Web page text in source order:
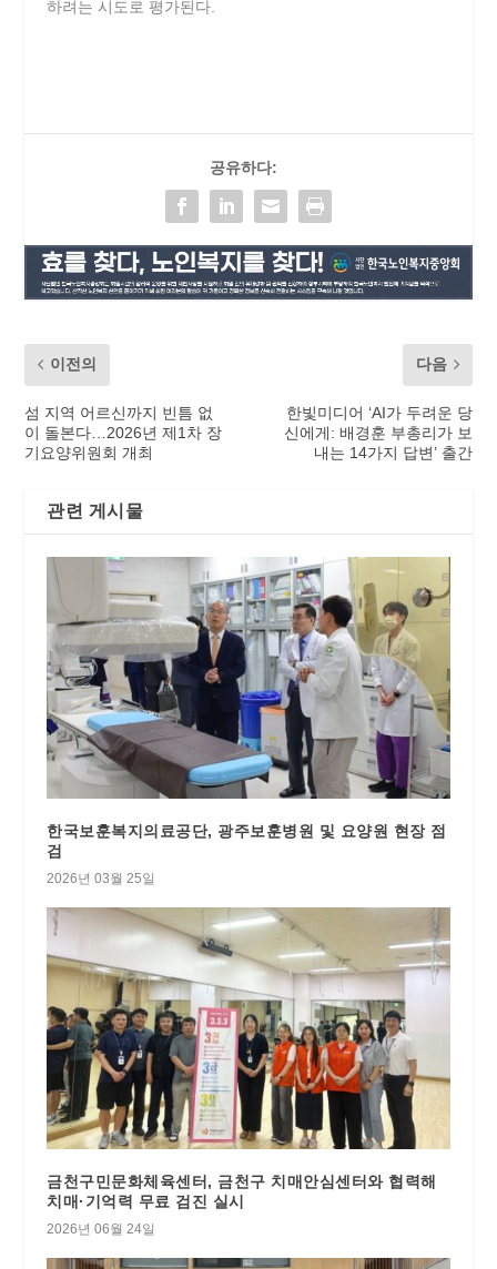
하려는 시도로 평가된다.
공유하다:
이전의
섬 지역 어르신까지 빈틈 없
이 돌본다…2026년 제1차 장
기요양위원회 개최
다음
한빛미디어 ‘AI가 두려운 당
신에게: 배경훈 부총리가 보
내는 14가지 답변’ 출간
관련 게시물
한국보훈복지의료공단, 광주보훈병원 및 요양원 현장 점
검
2026년 03월 25일
금천구민문화체육센터, 금천구 치매안심센터와 협력해
치매·기억력 무료 검진 실시
2026년 06월 24일